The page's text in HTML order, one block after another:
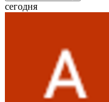
сегодня